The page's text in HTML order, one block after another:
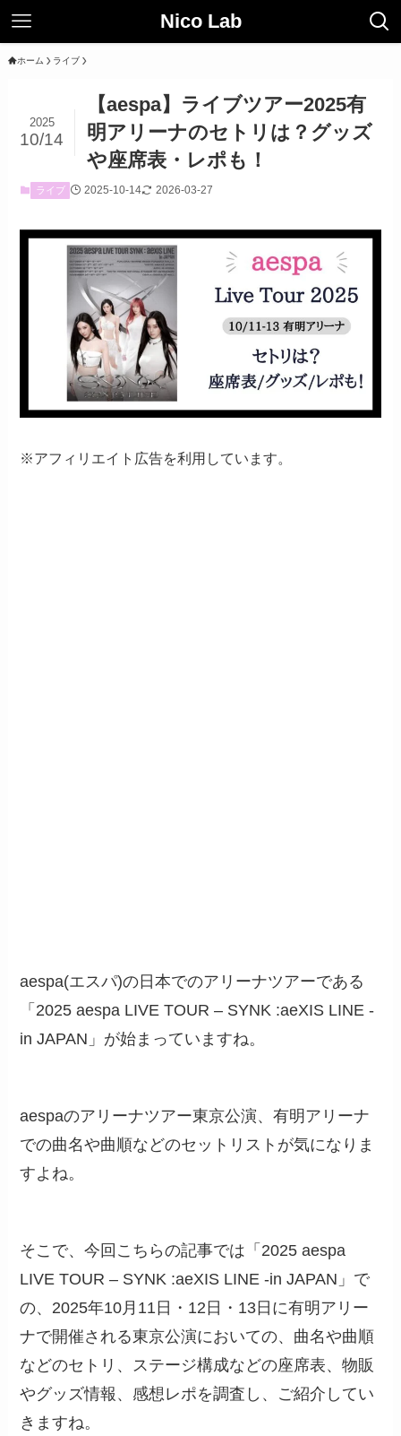
Nico Lab
ホーム ライブ
【aespa】ライブツアー2025有
明アリーナのセトリは？グッズ
や座席表・レポも！
2025
10/14
ライブ 2025-10-14 2026-03-27
※アフィリエイト広告を利用しています。
aespa(エスパ)の日本でのアリーナツアーである
「2025 aespa LIVE TOUR – SYNK :aeXIS LINE -
in JAPAN」が始まっていますね。
aespaのアリーナツアー東京公演、有明アリーナ
での曲名や曲順などのセットリストが気になりま
すよね。
そこで、今回こちらの記事では「2025 aespa
LIVE TOUR – SYNK :aeXIS LINE -in JAPAN」で
の、2025年10月11日・12日・13日に有明アリー
ナで開催される東京公演においての、曲名や曲順
などのセトリ、ステージ構成などの座席表、物販
やグッズ情報、感想レポを調査し、ご紹介してい
きますね。